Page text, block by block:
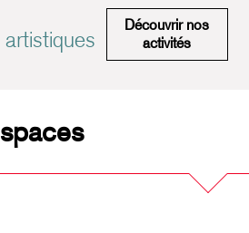
Découvrir nos
activités